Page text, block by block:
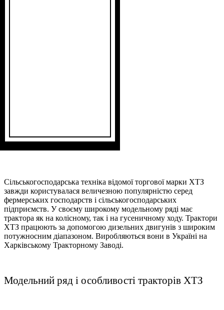
Сільськогосподарська техніка відомої торгової марки ХТЗ
завжди користувалася величезною популярністю серед
фермерських господарств і сільськогосподарських
підприємств. У своєму широкому модельному ряді має
трактора як на колісному, так і на гусеничному ходу. Трактори
ХТЗ працюють за допомогою дизельних двигунів з широким
потужносним діапазоном. Виробляються вони в Україні на
Харківському Тракторному Заводі.
Модельний ряд і особливості тракторів ХТЗ